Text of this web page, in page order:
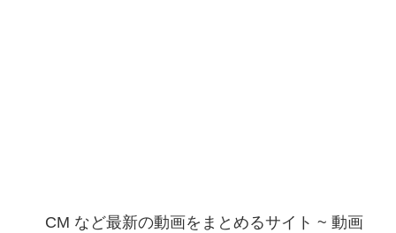
CM など最新の動画をまとめるサイト ~ 動画